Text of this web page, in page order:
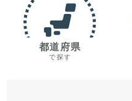
都道府県
で探す